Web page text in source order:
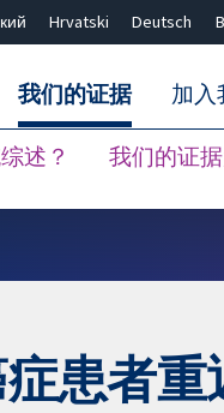
Hrvatski Deutsch
我们的证据
述？ 我们的证
加入
患者